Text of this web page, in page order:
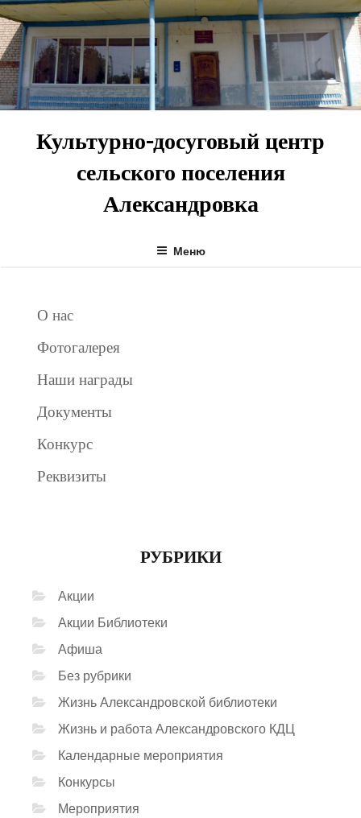
Перейти
к
содержимому
Культурно-досуговый центр
сельского поселения
Александровка
Меню
О нас
Фотогалерея
Наши награды
Документы
Конкурс
Реквизиты
РУБРИКИ
Акции
Акции Библиотеки
Афиша
Без рубрики
Жизнь Александровской библиотеки
Жизнь и работа Александровского КДЦ
Календарные мероприятия
Конкурсы
Мероприятия